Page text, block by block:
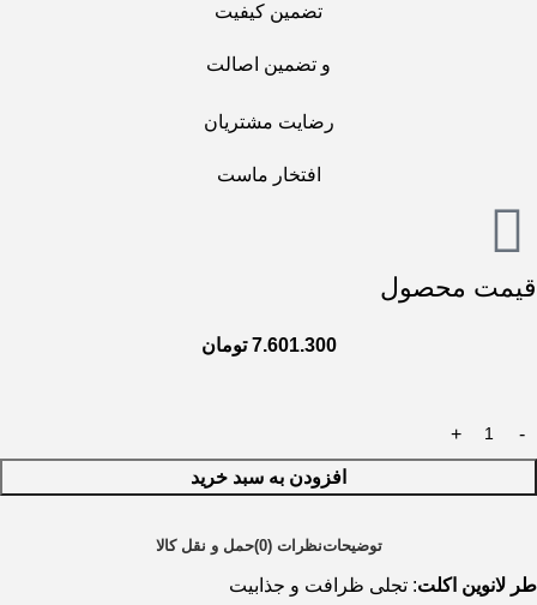
تضمین کیفیت
و تضمین اصالت
رضایت مشتریان
افتخار ماست
قیمت محصول
7.601.300 تومان
افزودن به سبد خرید
توضیحاتنظرات (0) حمل و نقل کالا
طر لانوین اکلت: تجلی ظرافت و جذابیت